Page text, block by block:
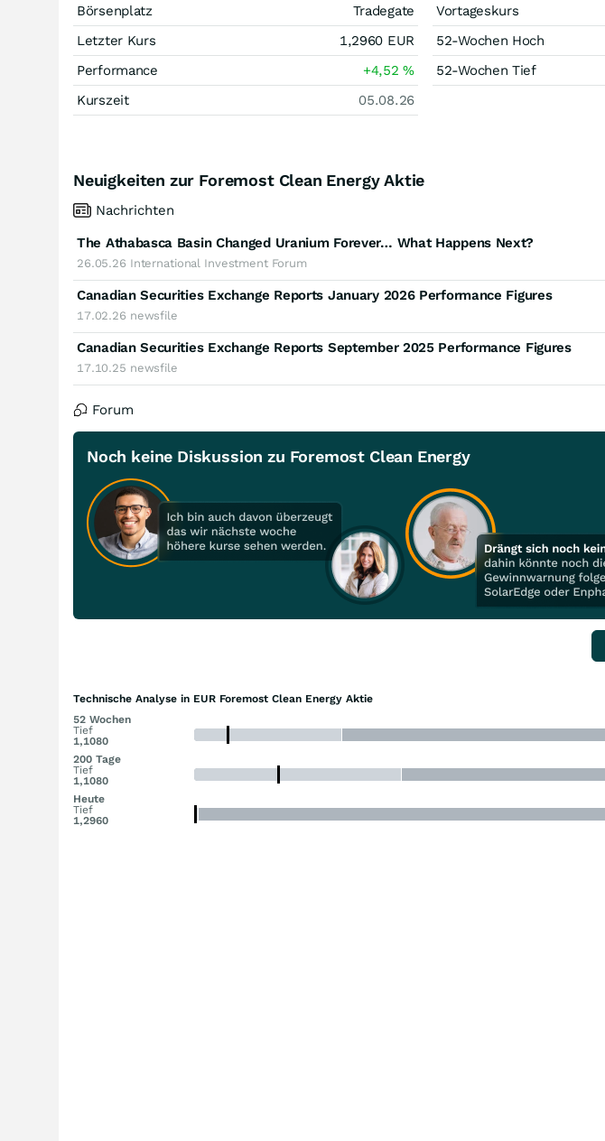
Börsenplatz
Tradegate
Letzter Kurs
1,2960 EUR
Performance
+4,52%
Kurszeit
05.08.26
Vortageskurs
52-Wochen Hoch
52-Wochen Tief
Neuigkeiten zur Foremost Clean Energy Aktie
Nachrichten
The Athabasca Basin Changed Uranium Forever… What Happens Next?
26.05.26 International Investment Forum
Canadian Securities Exchange Reports January 2026 Performance Figures
17.02.26 newsfile
Canadian Securities Exchange Reports September 2025 Performance Figures
17.10.25 newsfile
Forum
Noch keine Diskussion zu Foremost Clean Energy
Technische Analyse in EUR Foremost Clean Energy Aktie
52 Wochen
Tief
1,1080
200 Tage
Tief
1,1080
Heute
Tief
1,2960